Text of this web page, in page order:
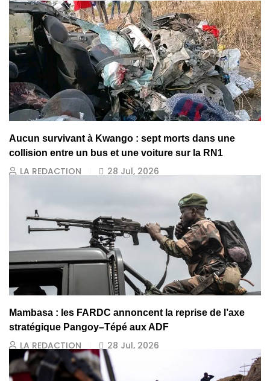
Aucun survivant à Kwango : sept morts dans une
collision entre un bus et une voiture sur la RN1
LA REDACTION 28 Jul, 2026
Mambasa : les FARDC annoncent la reprise de l’axe
stratégique Pangoy–Tépé aux ADF
LA REDACTION 28 Jul, 2026